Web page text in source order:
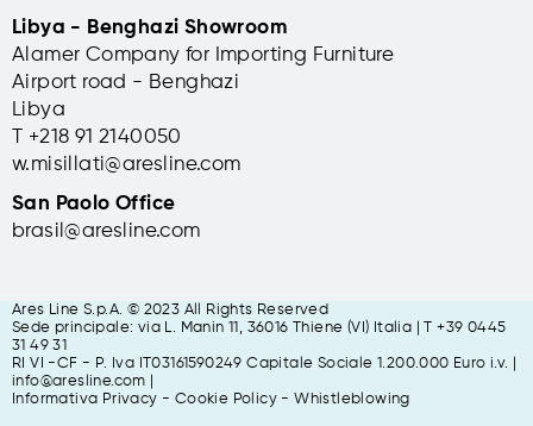
Libya - Benghazi Showroom
Alamer Company for Importing Furniture
Airport road - Benghazi
Libya
T +218 91 2140050
w.misillati@aresline.com
San Paolo Office
brasil@aresline.com
Ares Line S.p.A. © 2023 All Rights Reserved
Sede principale: via L. Manin 11, 36016 Thiene (VI) Italia | T +39 0445
31 49 31
RI VI -CF - P. Iva IT03161590249 Capitale Sociale 1.200.000 Euro i.v. |
info@aresline.com |
Informativa Privacy - Cookie Policy -Whistleblowing